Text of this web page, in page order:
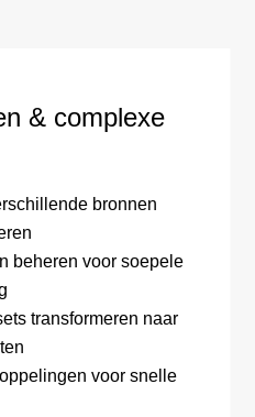
& complexe
bronnen
beheren voor soepele
transformeren naar
voor snelle